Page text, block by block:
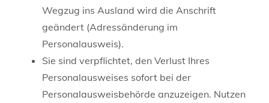
Wegzug ins Ausland wird die Anschrift
geändert (Adressänderung im
Personalausweis).
Sie sind verpflichtet, den Verlust Ihres
Personalausweises sofort bei der
Personalausweisbehörde anzuzeigen. Nutzen